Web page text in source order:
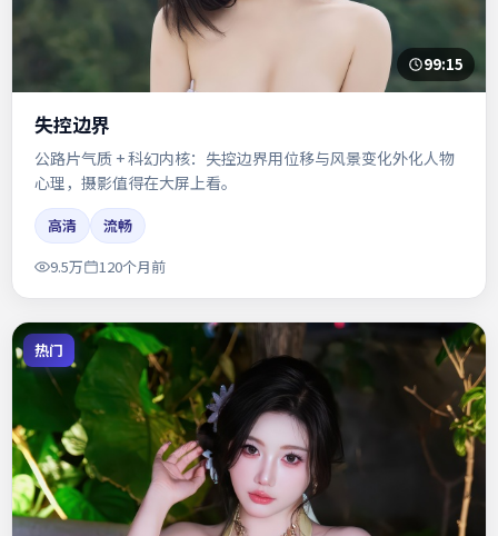
99:15
失控边界
公路片气质 + 科幻内核：失控边界用位移与风景变化外化人物
心理，摄影值得在大屏上看。
高清
流畅
9.5万
120个月前
热门